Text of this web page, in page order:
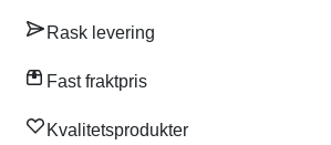
Rask levering
Fast fraktpris
Kvalitetsprodukter